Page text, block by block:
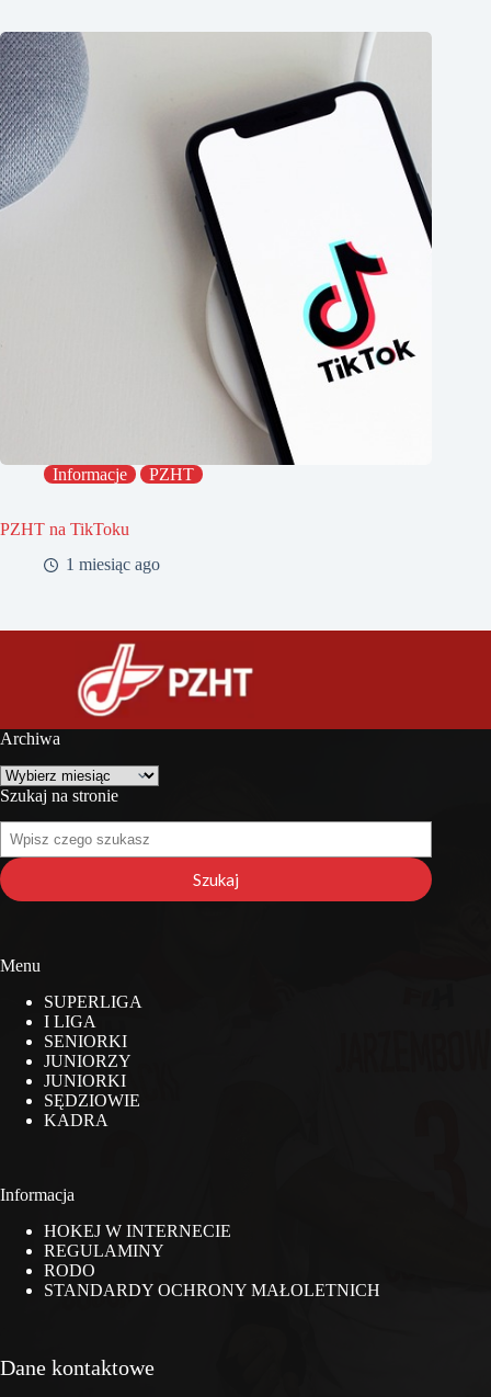
Informacje PZHT
PZHT na TikToku
1 miesiąc ago
Archiwa
Archiwa
Szukaj na stronie
Szukaj
na
stronie
Szukaj
Menu
SUPERLIGA
I LIGA
SENIORKI
JUNIORZY
JUNIORKI
SĘDZIOWIE
KADRA
Informacja
HOKEJ W INTERNECIE
REGULAMINY
RODO
STANDARDY OCHRONY MAŁOLETNICH
Dane kontaktowe